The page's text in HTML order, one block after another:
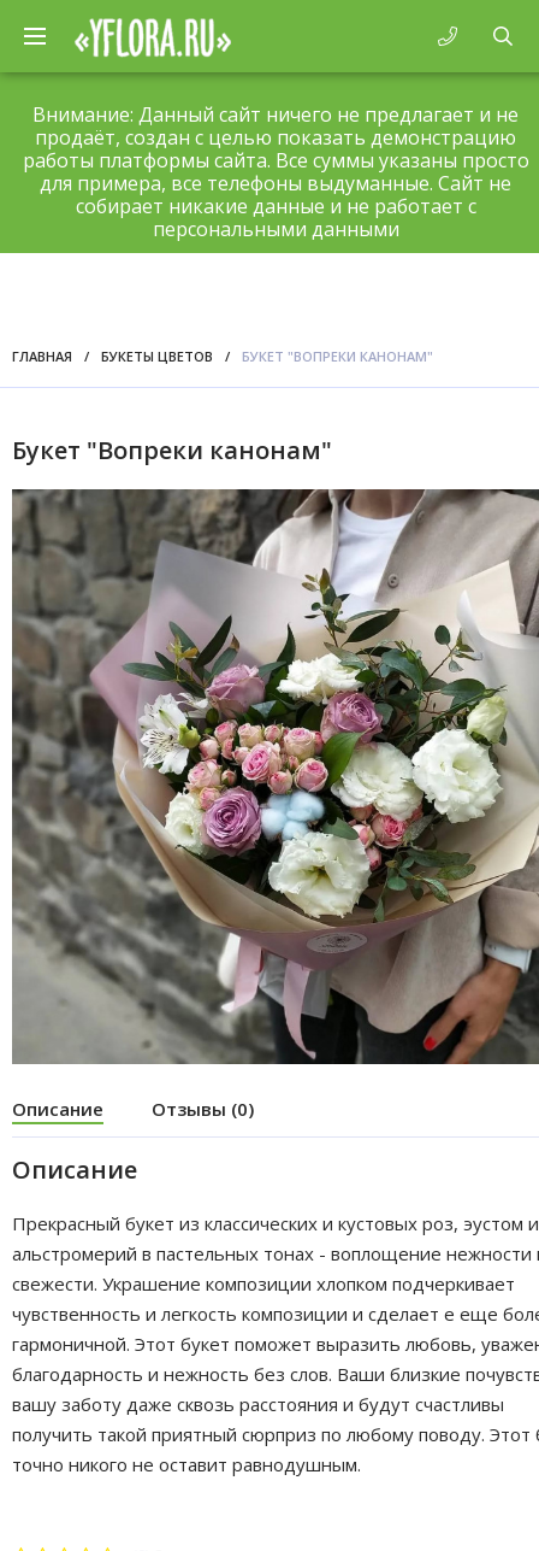
Внимание: Данный сайт ничего не предлагает и не
продаёт, создан с целью показать демонстрацию
работы платформы сайта. Все суммы указаны просто
для примера, все телефоны выдуманные. Сайт не
собирает никакие данные и не работает с
персональными данными
ГЛАВНАЯ / БУКЕТЫ ЦВЕТОВ / БУКЕТ "ВОПРЕКИ КАНОНАМ"
Букет "Вопреки канонам"
Описание Отзывы (0)
Описание
Прекрасный букет из классических и кустовых роз, эустом и
альстромерий в пастельных тонах - воплощение нежности
свежести. Украшение композиции хлопком подчеркивает
чувственность и легкость композиции и сделает е еще
гармоничной. Этот букет поможет выразить любовь,
благодарность и нежность без слов. Ваши близкие
вашу заботу даже сквозь расстояния и будут счастливы
получить такой приятный сюрприз по любому поводу. Этот
точно никого не оставит равнодушным.